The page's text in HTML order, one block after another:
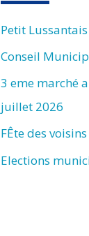
Petit
Conseil
3 eme marché
juillet 2026
FÊte des
Elections